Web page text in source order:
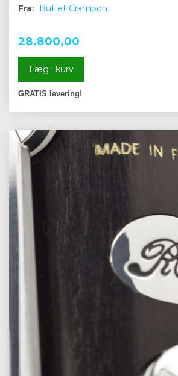
Fra: Buffet Crampon
28.800,00
Læg i kurv
GRATIS levering!